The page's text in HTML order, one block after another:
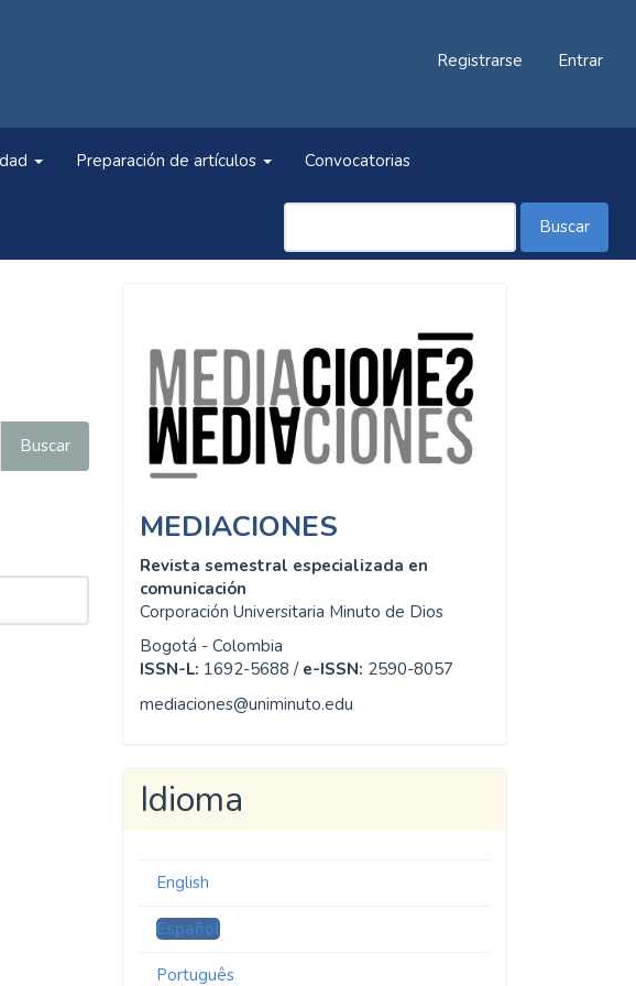
Registrarse Entrar
Preparación de artículos Convocatorias
Buscar
MEDIACIONES
Revista semestral especializada en
comunicación
Corporación Universitaria Minuto de Dios
Bogotá - Colombia
ISSN-L: 1692-5688 / e-ISSN: 2590-8057
mediaciones@uniminuto.edu
Idioma
English
Español
Português